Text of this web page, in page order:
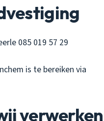
085 019 57 29
is te bereiken via
verwerken